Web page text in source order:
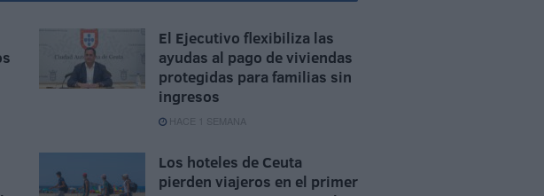
El Ejecutivo flexibiliza las
ayudas al pago de viviendas
protegidas para familias sin
ingresos
HACE 1 SEMANA
Los hoteles de Ceuta
pierden viajeros en el primer